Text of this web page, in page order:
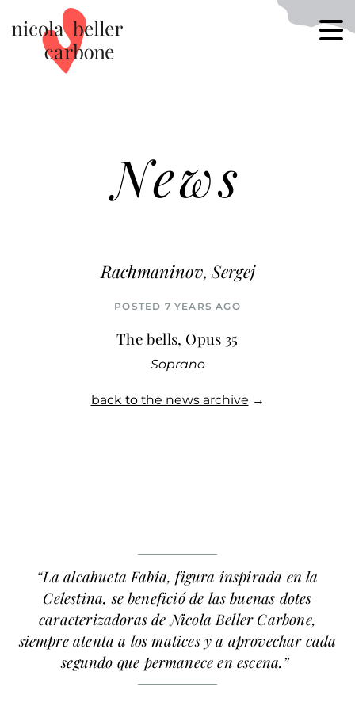
News
Rachmaninov, Sergej
POSTED 7 YEARS AGO
The bells, Opus 35
Soprano
back to the news archive →
“La alcahueta Fabia, figura inspirada en la
Celestina, se benefició de las buenas dotes
caracterizadoras de Nicola Beller Carbone,
siempre atenta a los matices y a aprovechar cada
segundo que permanece en escena.”